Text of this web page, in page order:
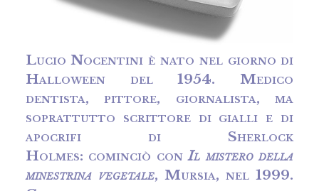
Lucio Nocentini è nato nel giorno di
Halloween del 1954. Medico
dentista, pittore, giornalista, ma
soprattutto scrittore di gialli e di
apocrifi di Sherlock
Holmes: cominciò conIl mistero della
minestrina vegetale, Mursia, nel 1999.